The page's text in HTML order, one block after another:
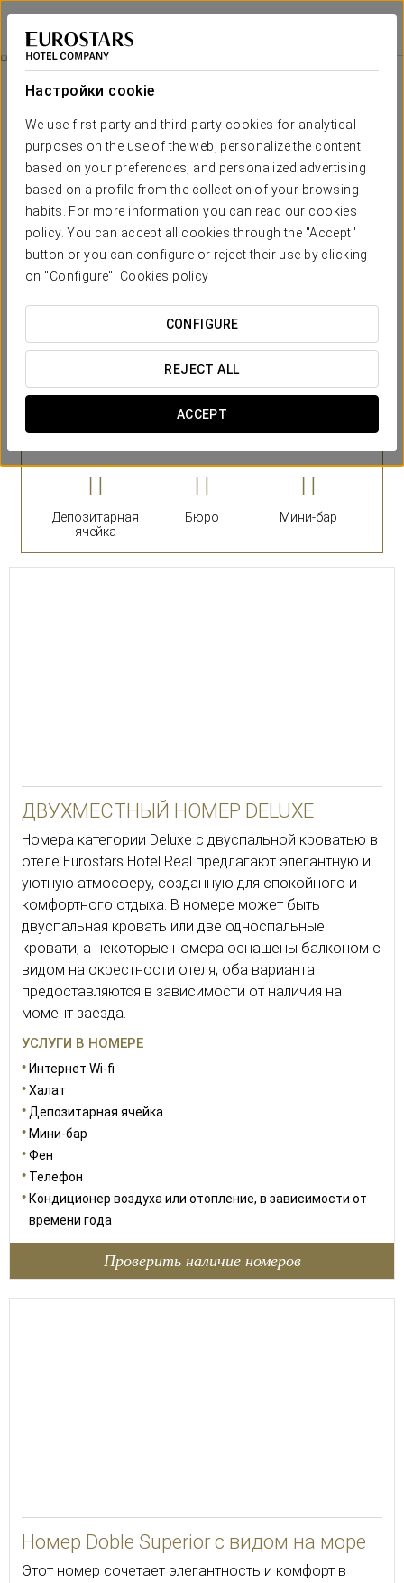
Настройки cookie
We use first-party and third-party cookies for analytical
purposes on the use of the web, personalize the content
based on your preferences, and personalized advertising
based on a profile from the collection of your browsing
habits. For more information you can read our cookies
policy. You can accept all cookies through the "Accept"
button or you can configure or reject their use by clicking
on "Configure". Cookies policy
CONFIGURE
REJECT ALL
ACCEPT
Eurostars Hotel Real
САНТАНДЕР
Номера
Необходимые вам комфорт и
отдых
Откройте для себя номера Eurostars Hotel Real —
просторные и светлые комнаты с внешними окнами,
созданные для максимального комфорта и незабываемого
отдыха. Некоторые из наших люксов имеют вид на море и
уникальные детали, делающие каждое пребывание
особенным.
Фотографии каждого номера являются справочными, и
предоставленный номер может отличаться.
ОСНОВНЫЕ УСЛУГИ
Депозитарная
ячейка
Бюро Мини-бар
ДВУХМЕСТНЫЙ НОМЕР DELUXE
Номера категории Deluxe с двуспальной кроватью в
отеле Eurostars Hotel Real предлагают элегантную и
уютную атмосферу, созданную для спокойного и
комфортного отдыха. В номере может быть
двуспальная кровать или две односпальные
кровати, а некоторые номера оснащены балконом с
видом на окрестности отеля; оба варианта
предоставляются в зависимости от наличия на
момент заезда.
УСЛУГИ В НОМЕРЕ
Интернет Wi-fi
Халат
Депозитарная ячейка
Мини-бар
Фен
Телефон
Кондиционер воздуха или отопление, в зависимости от
времени года
Проверить наличие номеров
Номер Doble Superior с видом на море
Этот номер сочетает элегантность и комфорт в